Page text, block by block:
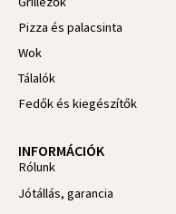
Pizza és palacsinta
Wok
Tálalók
Fedők és kiegészítők
INFORMÁCIÓK
Rólunk
Jótállás, garancia